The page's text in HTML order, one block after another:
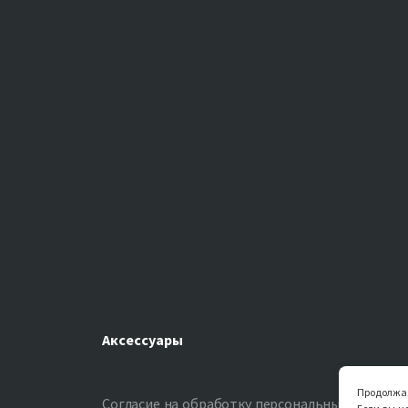
Аксессуары
Согласие на обработку персональных данных